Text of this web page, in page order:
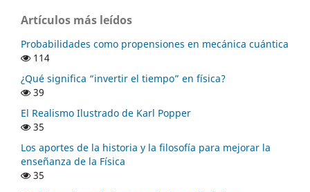
Artículos más leídos
Probabilidades como propensiones en mecánica cuántica
114
¿Qué significa “invertir el tiempo” en física?
39
El Realismo Ilustrado de Karl Popper
35
Los aportes de la historia y la filosofía para mejorar la
enseñanza de la Física
35